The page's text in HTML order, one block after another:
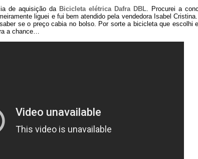
de aquisição da Bicicleta elétrica Dafra DBL . Procurei a
liguei e fui bem atendido pela vendedora Isabel
se o preço cabia no bolso. Por sorte a bicicleta que escolhi
a chance…